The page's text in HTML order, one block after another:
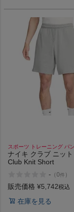
スポーツマリオTOP
ベースボールマリオ
お気に入り
ご利用ガイド
クーポン一覧
商品レビュー
プロテイン・サプリ
スポーツ トレーニング パ
ナイキ クラブ ニット
Club Knit Short
- （0件 ）
販売価格 ¥5,742税込
在庫を見る